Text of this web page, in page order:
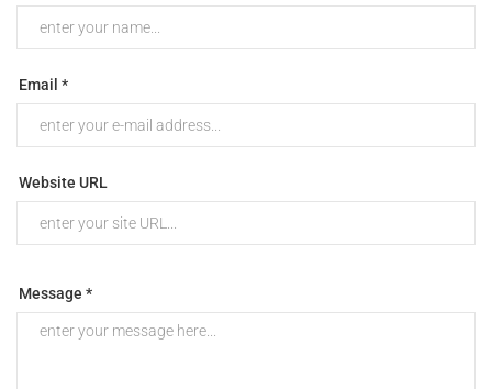
Email *
Website URL
Message *